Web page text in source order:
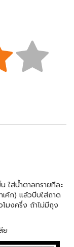
ใส่น้ำตาลทรายทีละ
ค้ก) แล้วบีบใส่ถาด
โมงครึ่ง ถ้าไม่มีถุง
ย